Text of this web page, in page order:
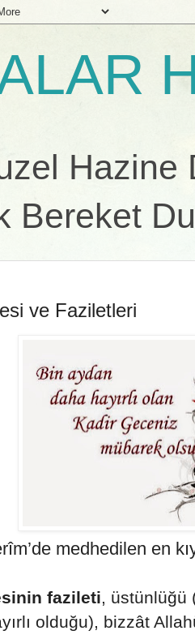
Hazine
Bereket
ve Faziletleri
medhedilen en
fazileti, üstünlüğü
olduğu), bizzât